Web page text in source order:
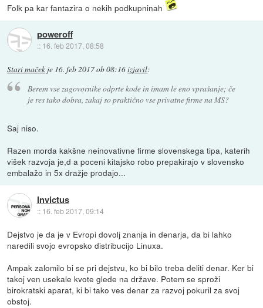
Folk pa kar fantazira o nekih podkupninah
poweroff
:: 16. feb 2017, 08:58
Stari maček je 16. feb 2017 ob 08:16izjavil:
Berem vse zagovornike odprte kode in imam le eno vprašanje; če
je res tako dobra, zakaj so praktično vse privatne firme na MS?
Saj niso.
Razen morda kakšne neinovativne firme slovenskega tipa, katerih
višek razvoja je,d a poceni kitajsko robo prepakirajo v slovensko
embalažo in 5x dražje prodajo...
Invictus
:: 16. feb 2017, 09:14
Dejstvo je da je v Evropi dovolj znanja in denarja, da bi lahko
naredili svojo evropsko distribucijo Linuxa.
Ampak zalomilo bi se pri dejstvu, ko bi bilo treba deliti denar. Ker bi
takoj ven usekale kvote glede na države. Potem se sproži
birokratski aparat, ki bi tako ves denar za razvoj pokuril za svoj
obstoj.